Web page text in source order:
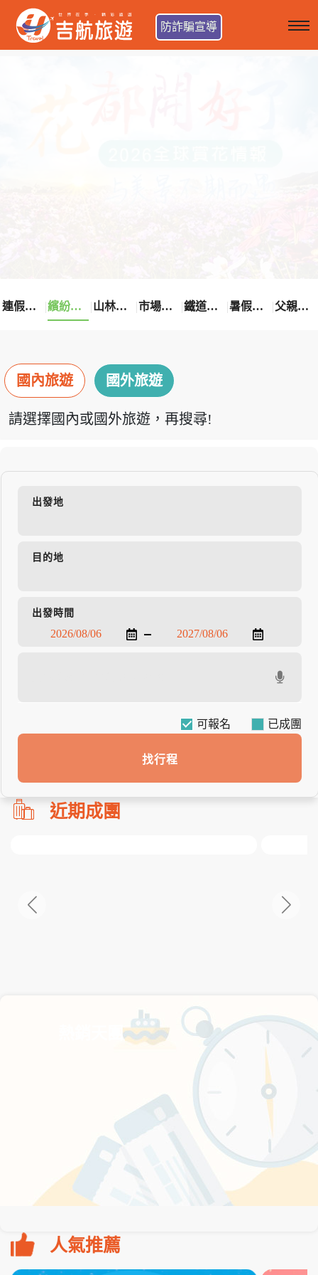
防詐騙宣導
連假卡位趣 繽紛花漾季 山林輕旅行 市場最低價 鐵道觀光之旅 暑假熱賣中 父親節優惠
國內旅遊 國外旅遊
請選擇國內或國外旅遊，再搜尋!
出發地
目的地
出發時間
可報名
找行程
刪!!
近期成團
熱銷天團
人氣推薦